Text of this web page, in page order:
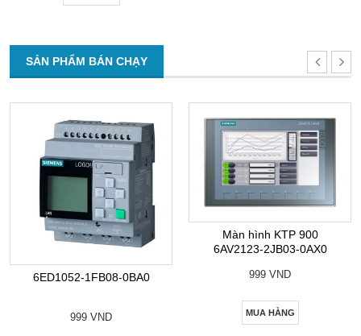
SẢN PHẨM BÁN CHẠY
6ED1052-1FB08-0BA0
999 VND
Màn hình KTP 900
6AV2123-2JB03-0AX0
999 VND
MUA HÀNG